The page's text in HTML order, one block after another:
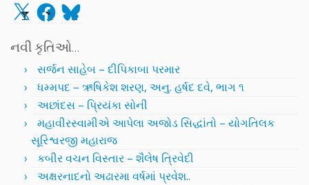
X Facebook
Bluesky
નવી કૃતિઓ…
સર્જન સાહેબ – દીપિકાબા પરમાર
ધમ્મપદ – ઋષિકેશ શરણ, અનુ. હર્ષદ દવે, ભાગ ૧
અછાંદસ – પ્રિયંકા સોની
મહાવીરસ્વામીએ આપેલા અજોડ સિદ્ધાંતો – યોગતિલક
સૂરિશ્વરજી મહારાજ
કબીર વચન વિસ્તાર – શૈલેષ ત્રિવેદી
અક્ષરનાદનો અઢારમા વર્ષમાં પ્રવેશ..